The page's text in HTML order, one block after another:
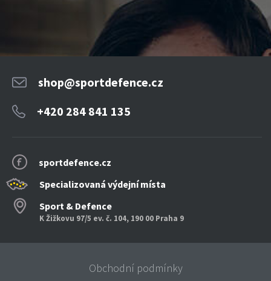
sportdefence.cz
Specializovaná výdejní místa
Sport & Defence
K Žižkovu 97/5 ev. č. 104, 190 00 Praha 9
shop@sportdefence.cz
+420 284 841 135
Obchodní podmínky